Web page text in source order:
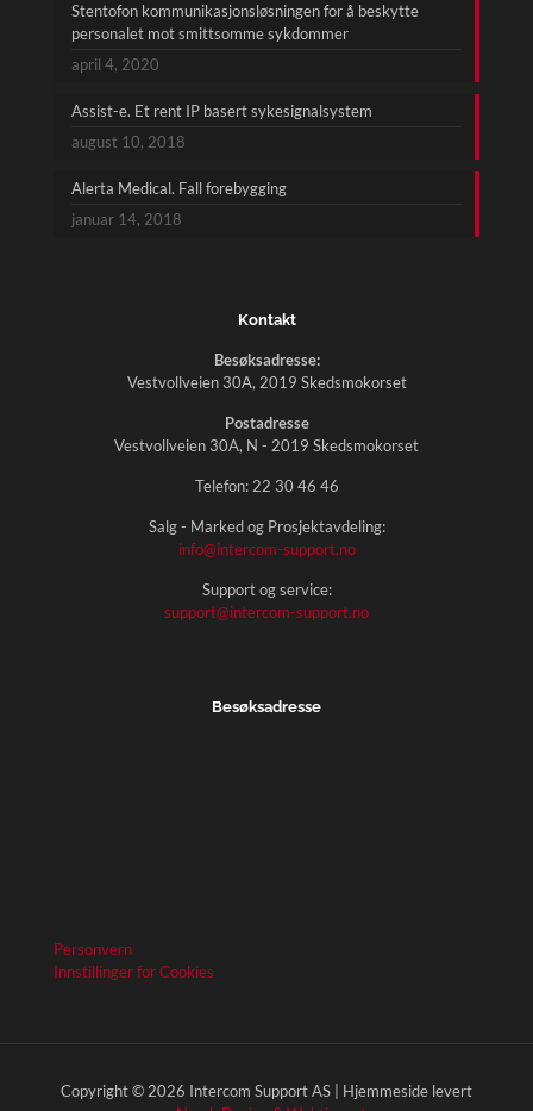
Stentofon kommunikasjonsløsningen for å beskytte
personalet mot smittsomme sykdommer
april 4, 2020
Assist-e. Et rent IP basert sykesignalsystem
august 10, 2018
Alerta Medical. Fall forebygging
januar 14, 2018
Kontakt
Besøksadresse:
Vestvollveien 30A, 2019 Skedsmokorset
Postadresse
Vestvollveien 30A, N - 2019 Skedsmokorset
Telefon: 22 30 46 46
Salg - Marked og Prosjektavdeling:
info@intercom-support.no
Support og service:
support@intercom-support.no
Besøksadresse
Personvern
Innstillinger for Cookies
Copyright © 2026 Intercom Support AS | Hjemmeside levert